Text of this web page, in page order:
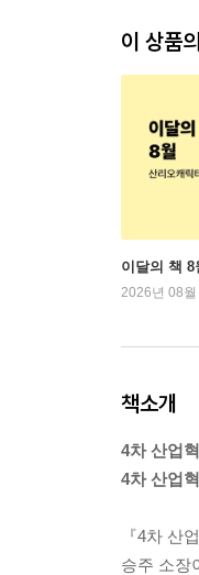
이 상품
이달의 책 8
2026년 08월
책소개
4차 산업
4차 산업
『4차 산
승주 소장